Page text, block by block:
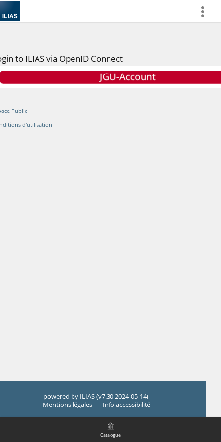
more
Catalogue
to ILIAS via OpenID Connect
Public
d'utilisation
powered by ILIAS (v7.30 2024-05-14)
Mentions légales
Info accessibilité